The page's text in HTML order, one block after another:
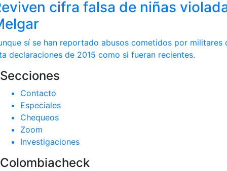
cifra falsa de niñas
sí se han reportado abusos cometidos por
declaraciones de 2015 como si fueran recientes.
Secciones
Contacto
Especiales
Chequeos
Zoom
Investigaciones
Colombiacheck